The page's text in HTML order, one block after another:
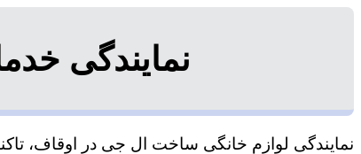
نمایندگی
نمایندگی لوازم خانگی ساخت ال جی در اوقاف،